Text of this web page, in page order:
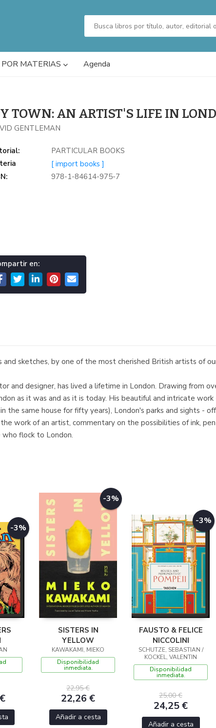
POR MATERIAS Agenda
TOWN: AN ARTIST'S LIFE IN
GENTLEMAN
PARTICULAR BOOKS
[ import books ]
978-1-84614-975-7
en:
sketches, by one of the most cherished British artists of
and designer, has lived a lifetime in London. Drawing from
as it was and as it is today. His beautiful and intricate
the same house for fifty years), London's parks and sights -
work of an artist, commentary on the possibilities of ink,
flock to London.
-3%
-3%
SISTERS IN
YELLOW
KAWAKAMI, MIEKO
Disponibilidad
inmediata.
22,95 €
22,26 €
Añadir a cesta
-3%
FAUSTO & FELICE
NICCOLINI
SCHUTZE, SEBASTIAN /
KOCKEL, VALENTIN
Disponibilidad
inmediata.
25,00 €
24,25 €
Añadir a cesta